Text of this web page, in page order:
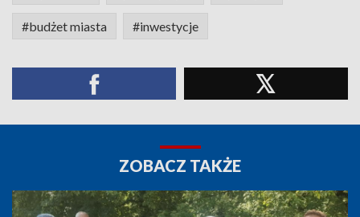
#budżet miasta #inwestycje
ZOBACZ TAKŻE